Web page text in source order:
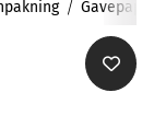
Gavepapir